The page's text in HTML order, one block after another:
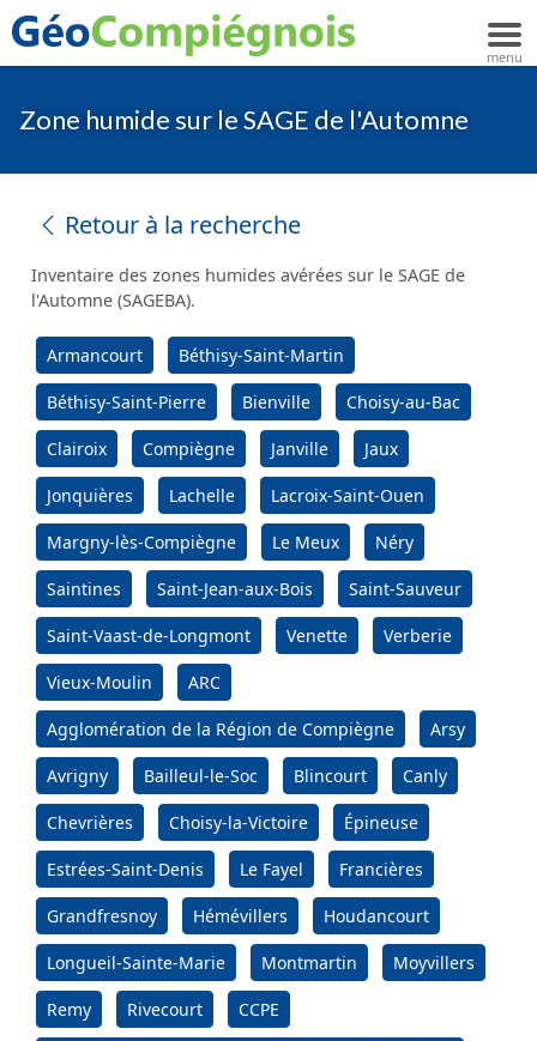
Zone humide sur le SAGE de l'Automne
Retour à la recherche
Inventaire des zones humides avérées sur le SAGE de
l'Automne (SAGEBA).
Armancourt Béthisy-Saint-Martin
Béthisy-Saint-Pierre Bienville Choisy-au-Bac
Clairoix Compiègne Janville Jaux
Jonquières Lachelle Lacroix-Saint-Ouen
Margny-lès-Compiègne Le Meux Néry
Saintines Saint-Jean-aux-Bois Saint-Sauveur
Saint-Vaast-de-Longmont Venette Verberie
Vieux-Moulin ARC
Agglomération de la Région de Compiègne Arsy
Avrigny Bailleul-le-Soc Blincourt Canly
Chevrières Choisy-la-Victoire Épineuse
Estrées-Saint-Denis Le Fayel Francières
Grandfresnoy Hémévillers Houdancourt
Longueil-Sainte-Marie Montmartin Moyvillers
Remy Rivecourt CCPE